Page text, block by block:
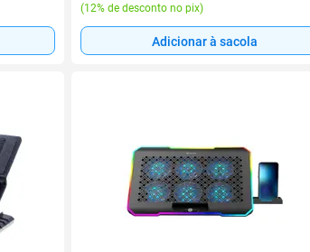
(12% de desconto no pix)
Adicionar à sacola